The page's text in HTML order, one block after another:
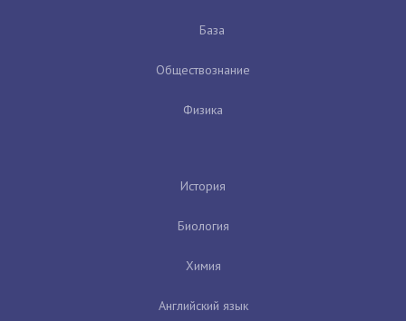
База
Обществознание
Физика
История
Биология
Химия
Английский язык